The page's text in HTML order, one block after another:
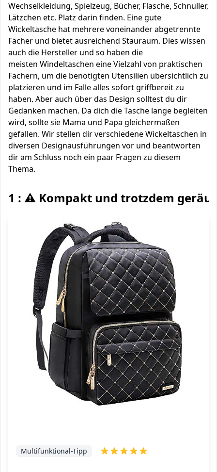
Wechselkleidung, Spielzeug, Bücher, Flasche, Schnuller,
Lätzchen etc. Platz darin finden. Eine gute
Wickeltasche hat mehrere voneinander abgetrennte
Fächer und bietet ausreichend Stauraum. Dies wissen
auch die Hersteller und so haben die
meisten Windeltaschen eine Vielzahl von praktischen
Fächern, um die benötigten Utensilien übersichtlich zu
platzieren und im Falle alles sofort griffbereit zu
haben. Aber auch über das Design solltest du dir
Gedanken machen. Da dich die Tasche lange begleiten
wird, sollte sie Mama und Papa gleichermaßen
gefallen. Wir stellen dir verschiedene Wickeltaschen in
diversen Designausführungen vor und beantworten
dir am Schluss noch ein paar Fragen zu diesem
Thema.
1 : ⚠️ Kompakt und trotzdem
Multifunktional-Tipp